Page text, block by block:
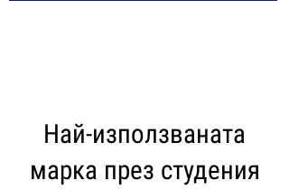
Най-използваната
марка през студения